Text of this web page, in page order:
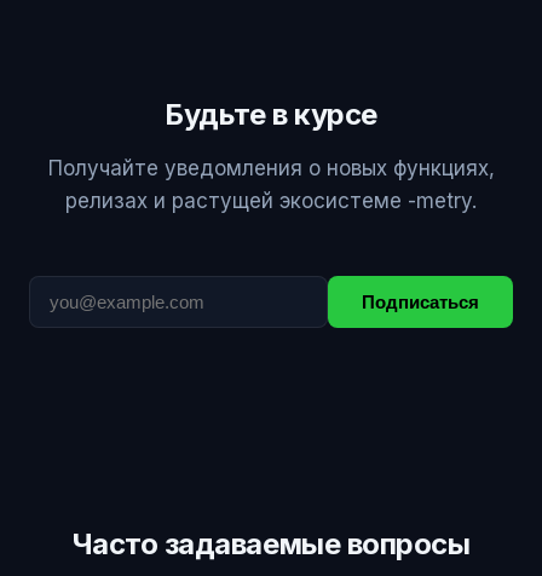
Будьте в курсе
Получайте уведомления о новых функциях,
релизах и растущей экосистеме -metry.
Подписаться
Часто задаваемые вопросы